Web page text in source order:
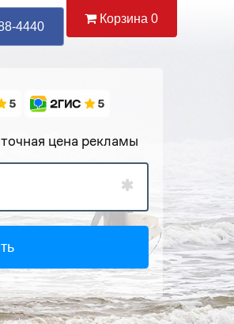
Корзина 0
4440 Уже Позвонили
цена рекламы